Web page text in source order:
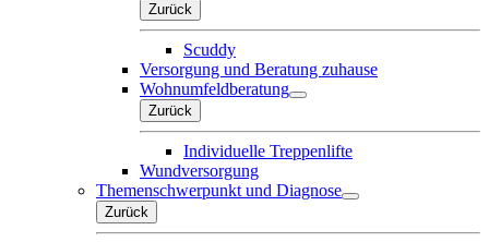
Zurück
Scuddy
Versorgung und Beratung zuhause
Wohnumfeldberatung
Zurück
Individuelle Treppenlifte
Wundversorgung
Themenschwerpunkt und Diagnose
Zurück